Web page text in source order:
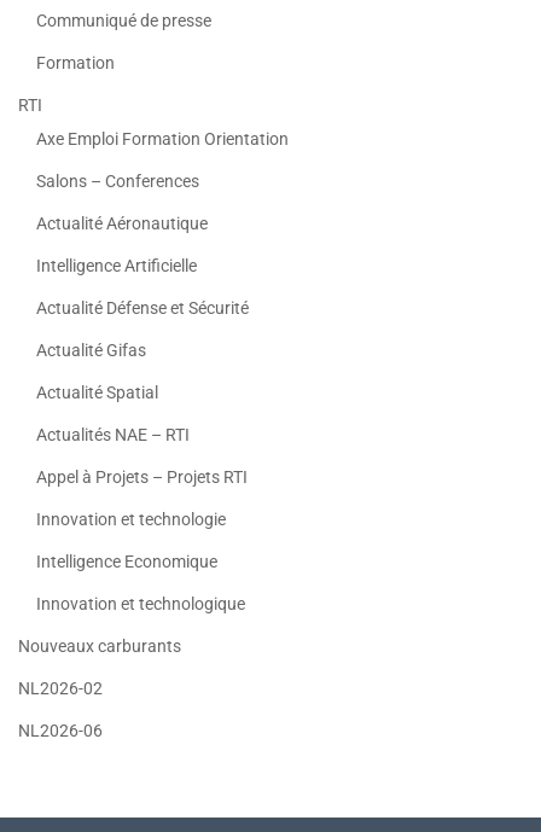
Communiqué de presse
Formation
RTI
Axe Emploi Formation Orientation
Salons – Conferences
Actualité Aéronautique
Intelligence Artificielle
Actualité Défense et Sécurité
Actualité Gifas
Actualité Spatial
Actualités NAE – RTI
Appel à Projets – Projets RTI
Innovation et technologie
Intelligence Economique
Innovation et technologique
Nouveaux carburants
NL2026-02
NL2026-06